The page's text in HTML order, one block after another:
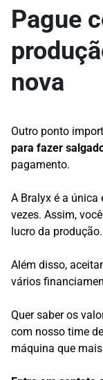
Pague
nova
Outro ponto
para fazer
pagamento.
A Bralyx é a única
vezes. Assim,
lucro da produção.
Além disso,
vários
Quer saber os
com nosso time
máquina que